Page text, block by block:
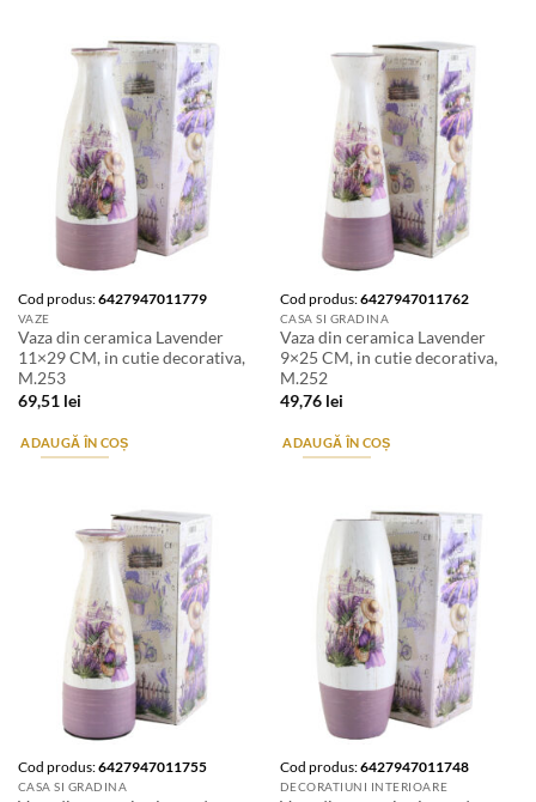
Cod produs:6427947011779
VAZE
Vaza din ceramica Lavender
11×29 CM, in cutie decorativa,
M.253
69,51 lei
ADAUGĂ ÎN COȘ
Cod produs:6427947011762
CASA SI GRADINA
Vaza din ceramica Lavender
9×25 CM, in cutie decorativa,
M.252
49,76 lei
ADAUGĂ ÎN COȘ
Cod produs:6427947011755
CASA SI GRADINA
Cod produs:6427947011748
DECORATIUNI INTERIOARE